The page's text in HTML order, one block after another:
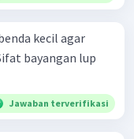
kecil agar
Jawaban terverifikasi